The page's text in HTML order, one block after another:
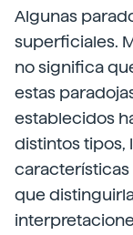
Algunas
superficiales.
no significa
estas
establecidos
distintos tipos,
características
que